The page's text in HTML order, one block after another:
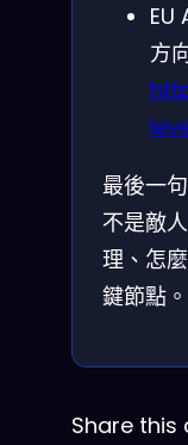
EU
方
最後一
不是敵
理、怎
鍵節點。
Share this